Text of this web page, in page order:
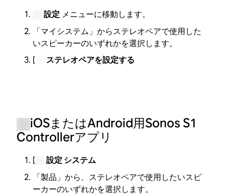
設定 メニューに移動します。
「マイシステム」からステレオペアで使用した
いスピーカーのいずれかを選択します。
[
ステレオペアを設定する
iOSまたはAndroid用Sonos S1
Controllerアプリ
[ 設定 システム​
「製品」から、ステレオペアで使用したいスピ
ーカーのいずれかを選択します。